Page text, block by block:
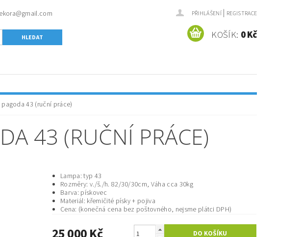
PŘIHLÁŠENÍ | REGISTRACE
KOŠÍK: 0 Kč
43 (ruční práce)
43 (RUČNÍ PRÁCE)
Lampa: typ 43
Rozměry: v./š./h. 82/30/30cm, Váha cca 30kg
Barva: pískovec
Materiál: křemičité písky + pojiva
Cena: (konečná cena bez poštovného, nejsme plátci DPH)